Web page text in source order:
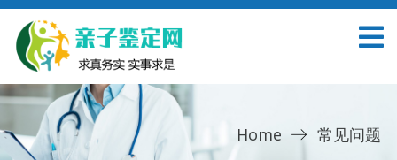
Home 常见问题